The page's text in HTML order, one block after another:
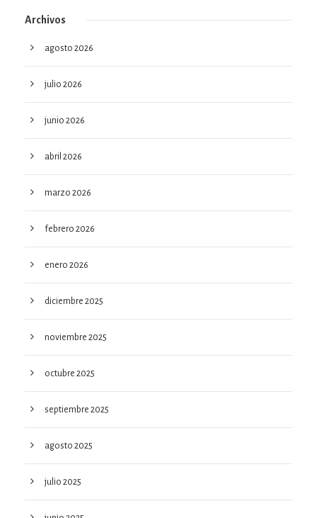
Archivos
agosto 2026
julio 2026
junio 2026
abril 2026
marzo 2026
febrero 2026
enero 2026
diciembre 2025
noviembre 2025
octubre 2025
septiembre 2025
agosto 2025
julio 2025